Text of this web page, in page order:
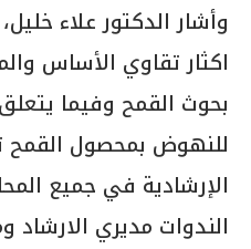
وأشار الدكتور علاء
اكثار تقاوي الأساس
بحوث القمح وفيما
للنهوض بمحصول
الإرشادية في جميع
الندوات مديري